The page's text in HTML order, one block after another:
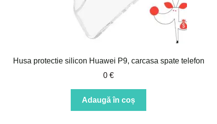
Husa protectie silicon Huawei P9, carcasa spate telefon
0 €
Adaugă în coș